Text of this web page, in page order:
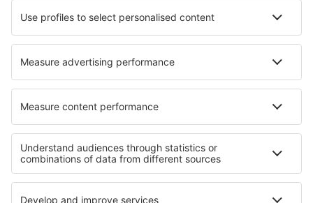
Hotels in Hillegom Hotels in Reynes
Hotels in La Roque-Alric
Die besten Hotels - Regionen
Hotels auf Lausitzer Gebirge Hotels auf Kladske borderlands
Hotels auf Tachovsko - Stribrsko Hotels auf Mittelböhmen
Hotels in Bohemian Forest Hotels in der Türkei
Hotels in Quintana Roo Hotels in Brac Island